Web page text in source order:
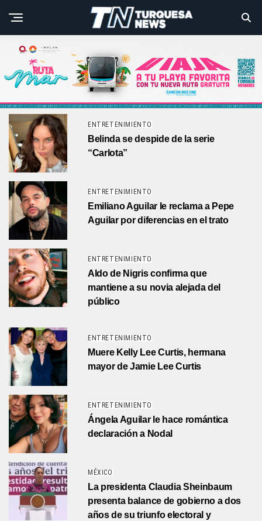
ENTRETENIMIENTO
Belinda se despide de la serie
“Carlota”
ENTRETENIMIENTO
Emiliano Aguilar le reclama a Pepe
Aguilar por diferencias en el trato
ENTRETENIMIENTO
Aldo de Nigris confirma que
mantiene a su novia alejada del
público
ENTRETENIMIENTO
Muere Kelly Lee Curtis, hermana
mayor de Jamie Lee Curtis
ENTRETENIMIENTO
Ángela Aguilar le hace romántica
declaración a Nodal
MÉXICO
La presidenta Claudia Sheinbaum
presenta balance de gobierno a dos
años de su triunfo electoral y